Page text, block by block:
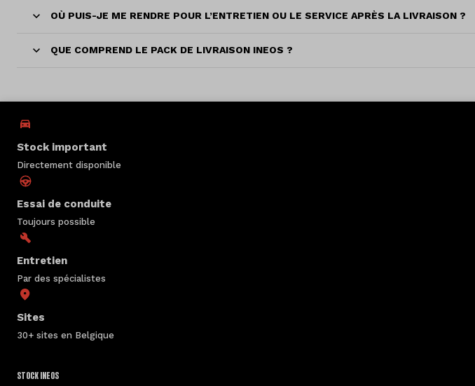
OÙ PUIS-JE ME RENDRE POUR L’ENTRETIEN OU LE SERVICE APRÈS LA LIVRAISON ?
QUE COMPREND LE PACK DE LIVRAISON INEOS ?
Stock important
Directement disponible
Essai de conduite
Toujours possible
Entretien
Par des spécialistes
Sites
30+ sites en Belgique
STOCK INEOS